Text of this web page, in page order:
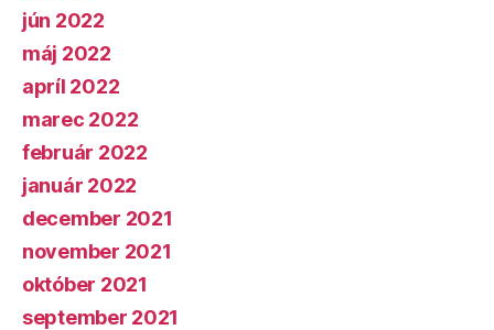
jún 2022
máj 2022
apríl 2022
marec 2022
február 2022
január 2022
december 2021
november 2021
október 2021
september 2021